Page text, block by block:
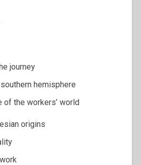
journey
hemisphere
of the workers’ world
origins